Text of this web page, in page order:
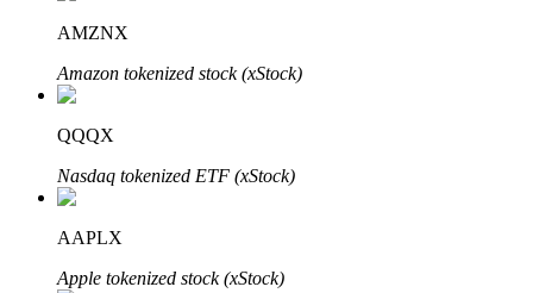
AMZNX
Amazon tokenized stock (xStock)
QQQX
Nasdaq tokenized ETF (xStock)
AAPLX
Apple tokenized stock (xStock)